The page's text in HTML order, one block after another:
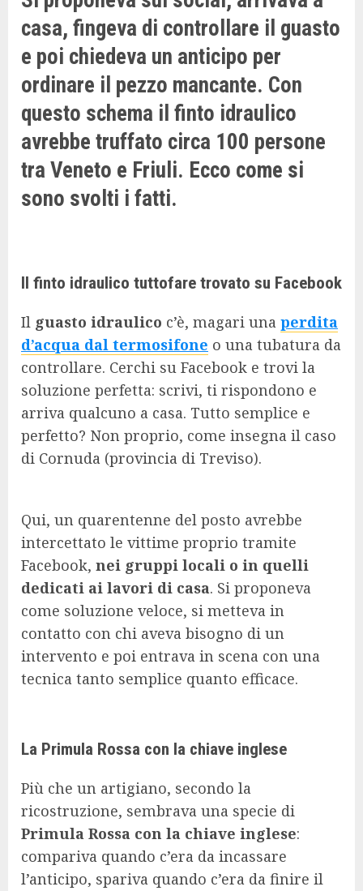
casa, fingeva di controllare il guasto
e poi chiedeva un anticipo per
ordinare il pezzo mancante. Con
questo schema il finto idraulico
avrebbe truffato circa 100 persone
tra Veneto e Friuli. Ecco come si
sono svolti i fatti.
Il finto idraulico tuttofare trovato su Facebook
Il guasto idraulico c’è, magari una perdita
d’acqua dal termosifone o una tubatura da
controllare. Cerchi su Facebook e trovi la
soluzione perfetta: scrivi, ti rispondono e
arriva qualcuno a casa. Tutto semplice e
perfetto? Non proprio, come insegna il caso
di Cornuda (provincia di Treviso).
Qui, un quarentenne del posto avrebbe
intercettato le vittime proprio tramite
Facebook, nei gruppi locali o in quelli
dedicati ai lavori di casa. Si proponeva
come soluzione veloce, si metteva in
contatto con chi aveva bisogno di un
intervento e poi entrava in scena con una
tecnica tanto semplice quanto efficace.
La Primula Rossa con la chiave inglese
Più che un artigiano, secondo la
ricostruzione, sembrava una specie di
Primula Rossa con la chiave inglese:
compariva quando c’era da incassare
l’anticipo, spariva quando c’era da finire il